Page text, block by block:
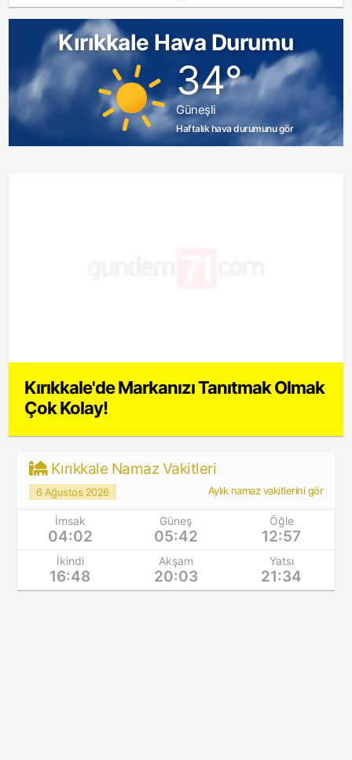
Kırıkkale Hava Durumu
34°
Güneşli
Haftalık hava durumunu gör
Kırıkkale'de Markanızı Tanıtmak Olmak
Çok Kolay!
Kırıkkale Namaz Vakitleri
6 Ağustos 2026 Aylık namaz vakitlerini gör
İmsak
04:02
Güneş
05:42
Öğle
12:57
İkindi
16:48
Akşam
20:03
Yatsı
21:34